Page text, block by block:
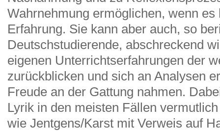
Wahrnehmung ermöglichen, wenn
Erfahrung. Sie kann aber auch, so
Deutschstudierende, abschreckend
eigenen Unterrichtserfahrungen der
zurückblicken und sich an Analysen
Freude an der Gattung nahmen.
Lyrik in den meisten Fällen
wie Jentgens/Karst mit Verweis auf